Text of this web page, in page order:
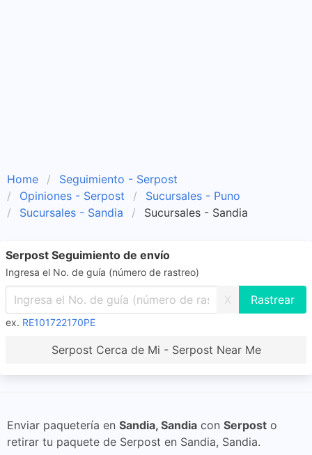
Home
Seguimiento - Serpost
Opiniones - Serpost
Sucursales - Puno
Sucursales - Sandia
Sucursales - Sandia
Serpost Seguimiento de envío
Ingresa el No. de guía (número de rastreo)
X
ex. RE101722170PE
Serpost Cerca de Mi - Serpost Near Me
Enviar paquetería en Sandia, Sandia con Serpost o
retirar tu paquete de Serpost en Sandia, Sandia.